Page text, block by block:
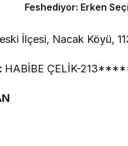
Feshediyor: Erken
İlçesi, Nacak Köyü,
HABİBE ÇELİK-